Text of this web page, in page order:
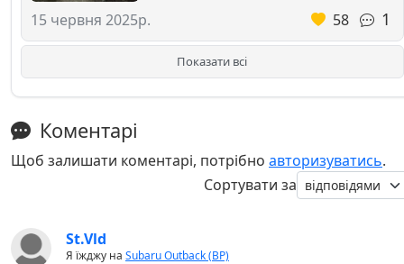
15 червня 2025р. 58 1
Показати всі
Коментарі
Щоб залишати коментарі, потрібно авторизуватись.
Сортувати за
St.Vld
Я їжджу на Subaru Outback (BP)